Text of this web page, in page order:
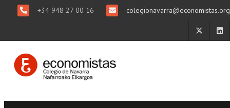
+34 948 27 00 16 colegionavarra@economistas.org